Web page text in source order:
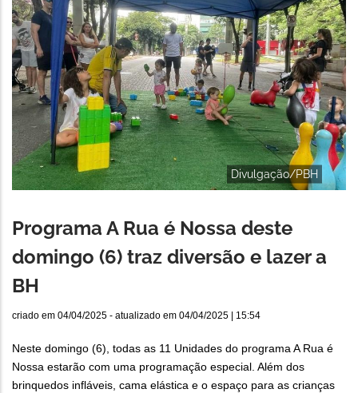
Divulgação/PBH
Programa A Rua é Nossa deste
domingo (6) traz diversão e lazer a
BH
criado em 04/04/2025 - atualizado em 04/04/2025 | 15:54
Neste domingo (6), todas as 11 Unidades do programa A Rua é
Nossa estarão com uma programação especial. Além dos
brinquedos infláveis, cama elástica e o espaço para as crianças